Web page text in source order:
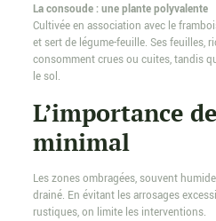
La consoude : une plante polyvalente
Cultivée en association avec le
et sert de légume-feuille. Ses feuilles,
consomment crues ou cuites, tandis
le sol.
L’importance
minimal
Les zones ombragées, souvent
drainé. En évitant les arrosages
rustiques, on limite les interventions.